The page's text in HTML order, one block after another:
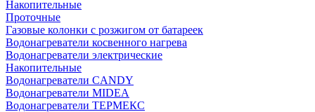
Накопительные
Проточные
Газовые колонки с розжигом от батареек
Водонагреватели косвенного нагрева
Водонагреватели электрические
Накопительные
Водонагреватели CANDY
Водонагреватели MIDEA
Водонагреватели ТЕРМЕКС